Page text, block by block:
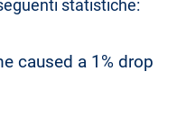
statistiche:
caused a 1% drop